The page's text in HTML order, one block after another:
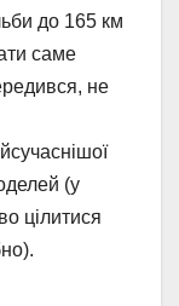
до 165 км
саме
не
(у
цілитися